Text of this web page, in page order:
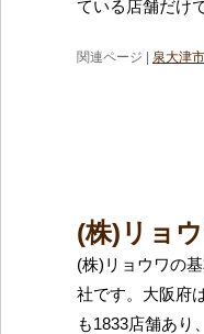
ている店舗だけ
関連ページ | 泉大津市
(株)リョ
(株)リョウワの
社です。大阪府
も1833店舗あり